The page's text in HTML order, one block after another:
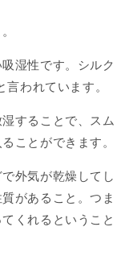
湿性です。シルク
われています。
することで、スム
ことができます。
外気が乾燥してし
があること。つま
くれるということ